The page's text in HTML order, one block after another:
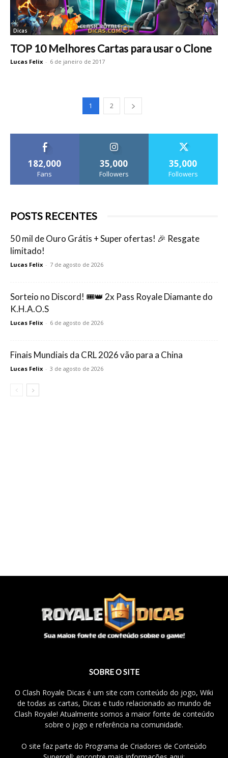
Dicas
TOP 10 Melhores Cartas para usar o Clone
Lucas Felix - 6 de janeiro de 2017
1 2
182,000
Fans
35,000
Followers
35,000
Followers
POSTS RECENTES
50 mil de Ouro Grátis + Super ofertas! 🎉 Resgate
limitado!
Lucas Felix - 7 de agosto de 2026
Sorteio no Discord! 🎟️👑 2x Pass Royale Diamante do
K.H.A.O.S
Lucas Felix - 6 de agosto de 2026
Finais Mundiais da CRL 2026 vão para a China
Lucas Felix - 3 de agosto de 2026
SOBRE O SITE
O Clash Royale Dicas é um site com conteúdo do jogo, Wiki
de todas as cartas, Dicas e tudo relacionado ao mundo de
Clash Royale! Atualmente somos a maior fonte de conteúdo
sobre o jogo e referência na comunidade.
O site faz parte do Programa de Criadores de Conteúdo